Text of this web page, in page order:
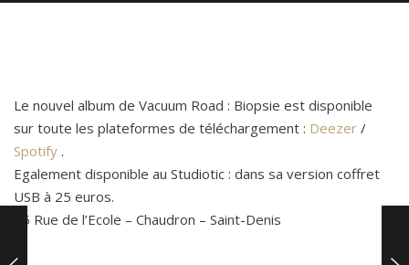
Le nouvel album de Vacuum Road : Biopsie est disponible
sur toute les plateformes de téléchargement : Deezer /
Spotify .
Egalement disponible au Studiotic : dans sa version coffret
USB à 25 euros.
15 Rue de l’Ecole – Chaudron – Saint-Denis